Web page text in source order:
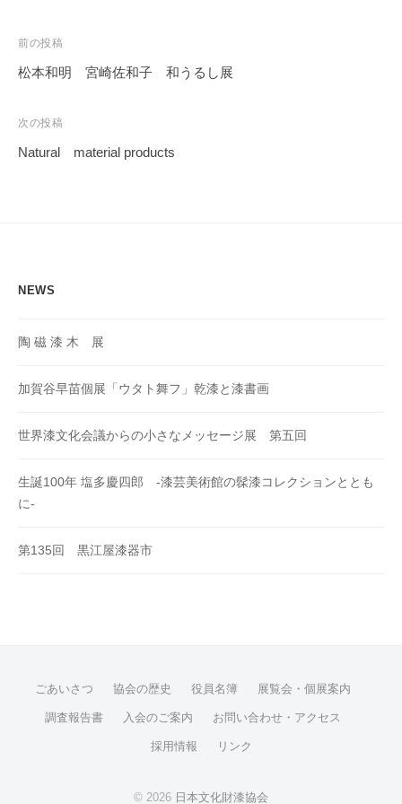
投
稿
ビ
ゲ
前の投稿
松本和明 宮崎佐和子 和うるし展
次の投稿
Natural material products
NEWS
陶 磁 漆 木 展
加賀谷早苗個展「ウタト舞フ」乾漆と漆書画
世界漆文化会議からの小さなメッセージ展 第五回
生誕100年 塩多慶四郎 -漆芸美術館の髹漆コレクションととも
に-
第135回 黒江屋漆器市
ごあいさつ 協会の歴史 役員名簿 展覧会・個展案内
調査報告書 入会のご案内 お問い合わせ・アクセス
採用情報 リンク
© 2026 日本文化財漆協会